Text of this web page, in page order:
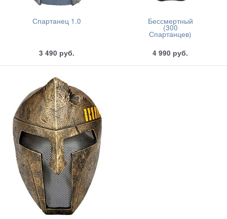
Спартанец 1.0
3 490 руб.
Бессмертный
(300
Спартанцев)
4 990 руб.